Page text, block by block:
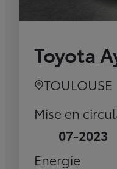
Toyota
TOULOUSE
Mise en
07-2023
Energie